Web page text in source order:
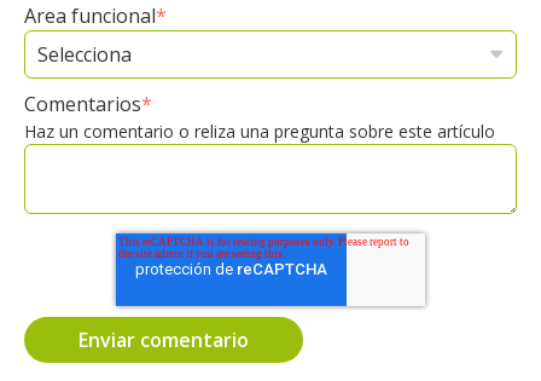
Area funcional*
Comentarios*
Haz un comentario o reliza una pregunta sobre este artículo